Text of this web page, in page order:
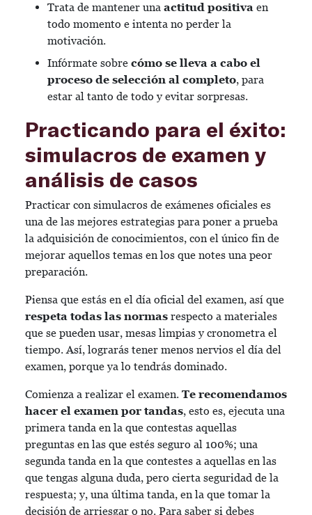
Trata de mantener una actitud positiva en
todo momento e intenta no perder la
motivación.
Infórmate sobre cómo se lleva a cabo el
proceso de selección al completo, para
estar al tanto de todo y evitar sorpresas.
Practicando para el éxito:
simulacros de examen y
análisis de casos
Practicar con simulacros de exámenes oficiales es
una de las mejores estrategias para poner a prueba
la adquisición de conocimientos, con el único fin de
mejorar aquellos temas en los que notes una peor
preparación.
Piensa que estás en el día oficial del examen, así que
respeta todas las normas respecto a materiales
que se pueden usar, mesas limpias y cronometra el
tiempo. Así, lograrás tener menos nervios el día del
examen, porque ya lo tendrás dominado.
Comienza a realizar el examen. Te recomendamos
hacer el examen por tandas, esto es, ejecuta una
primera tanda en la que contestas aquellas
preguntas en las que estés seguro al 100%; una
segunda tanda en la que contestes a aquellas en las
que tengas alguna duda, pero cierta seguridad de la
respuesta; y, una última tanda, en la que tomar la
decisión de arriesgar o no. Para saber si debes